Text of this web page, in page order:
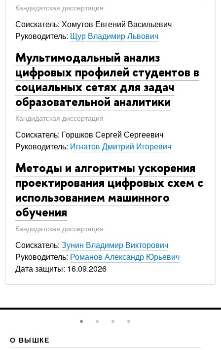
Кандидатская диссертация
Соискатель: Хомутов Евгений Васильевич
Руководитель: Щур Владимир Львович
Мультимодальный анализ
цифровых профилей студентов в
социальных сетях для задач
образовательной аналитики
Кандидатская диссертация
Соискатель: Горшков Сергей Сергеевич
Руководитель: Игнатов Дмитрий Игоревич
Методы и алгоритмы ускорения
проектирования цифровых схем с
использованием машинного
обучения
Кандидатская диссертация
Соискатель: Зунин Владимир Викторович
Руководитель: Романов Александр Юрьевич
Дата защиты: 16.09.2026
О ВЫШКЕ